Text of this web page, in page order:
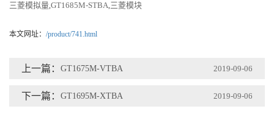
三菱模拟量,GT1685M-STBA,三菱模块
本文网址： /product/741.html
上一篇： GT1675M-VTBA 2019-09-06
下一篇： GT1695M-XTBA 2019-09-06